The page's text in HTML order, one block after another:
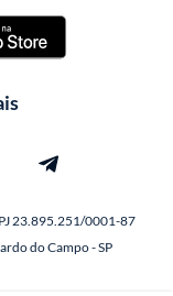
23.895.251/0001-87
do Campo - SP